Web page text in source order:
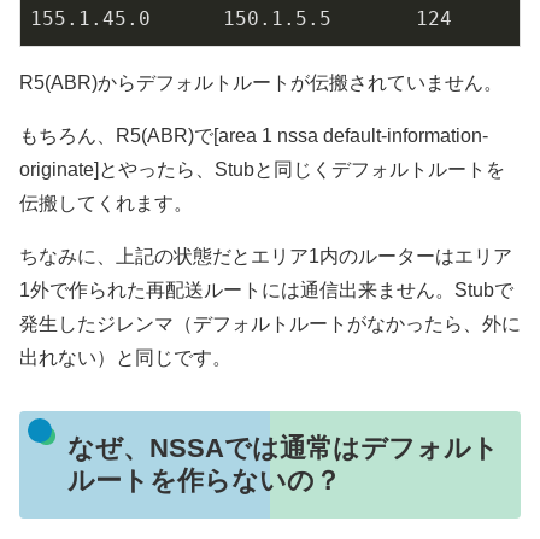
155.1 .45 .0 150.1 .5 .5 124
R5(ABR)からデフォルトルートが伝搬されていません。
もちろん、R5(ABR)で[area 1 nssa default-information-
originate]とやったら、Stubと同じくデフォルトルートを
伝搬してくれます。
ちなみに、上記の状態だとエリア1内のルーターはエリア
1外で作られた再配送ルートには通信出来ません。Stubで
発生したジレンマ（デフォルトルートがなかったら、外に
出れない）と同じです。
なぜ、NSSAでは通常はデフォルト
ルートを作らないの？